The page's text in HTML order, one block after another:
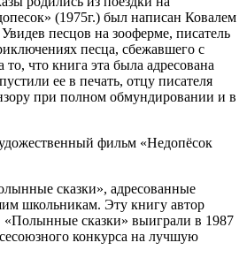
(1975г.) был написан Ковалем
песцов на зооферме, писатель
песца, сбежавшего с
что книга эта была адресована
ее в печать, отцу писателя
при полном обмундировании и в
фильм «Недопёсок
сказки», адресованные
школьникам. Эту книгу автор
«Полынные сказки» выиграли в 1987
конкурса на лучшую